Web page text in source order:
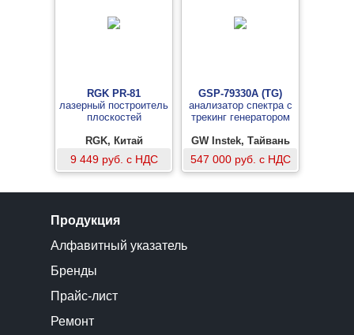
RGK PR-81
лазерный построитель
плоскостей
RGK, Китай
9 449 руб. с НДС
GSP-79330A (TG)
анализатор спектра с
трекинг генератором
GW Instek, Тайвань
547 000 руб. с НДС
Продукция
Алфавитный указатель
Бренды
Прайс-лист
Ремонт